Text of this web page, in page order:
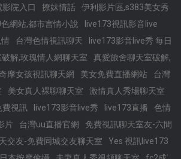
院入口
撩妺情話
伊利影片區,s383美女秀
網站,都市言情小說
live173視訊影音live
台灣色情視訊聊天
live173影音live秀 每日
解,玫瑰情人網聊天室
真愛旅舍聊天室破解,
摩女孩視訊聊天網 美女免費直播網站
台灣
美女真人裸聊聊天室
激情真人秀場聊天室
費視訊
live173影音live秀 live173直播
色情
片 台灣uu直播官網
免費視訊聊天室友-六間
交友-免費同城交友聊天室
Yes 視訊live173